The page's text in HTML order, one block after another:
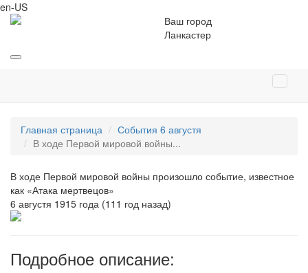
en-US
Ваш город
Ланкастер
Главная страница
События 6 августя
В ходе Первой мировой войны...
В ходе Первой мировой войны произошло событие, известное
как «Атака мертвецов»
6 августя 1915 года (111 год назад)
Подробное описание: